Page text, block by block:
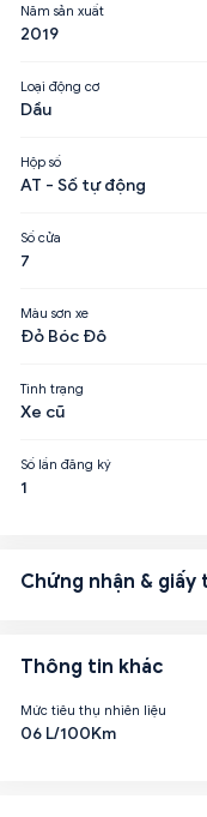
Năm sản xuất
2019
Loại động cơ
Dầu
Hộp số
AT - Số tự động
Số cửa
7
Màu sơn xe
Đỏ Bóc Đô
Tình trạng
Xe cũ
Số lần đăng ký
1
Chứng nhận &
Thông tin khác
Mức tiêu thụ nhiên liệu
06 L/100Km